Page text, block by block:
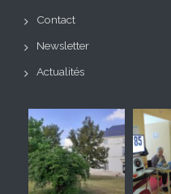
Contact
Newsletter
Actualités